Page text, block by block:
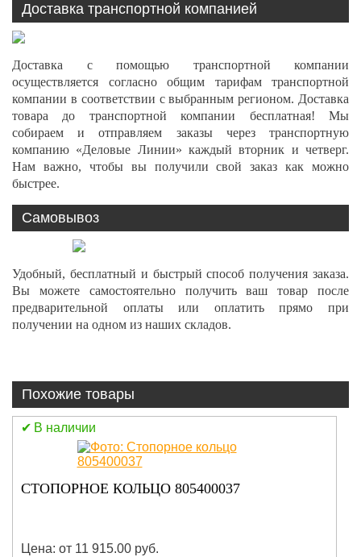
Доставка транспортной компанией
Доставка с помощью транспортной компании
осуществляется согласно общим тарифам транспортной
компании в соответствии с выбранным регионом. Доставка
товара до транспортной компании бесплатная! Мы
собираем и отправляем заказы через транспортную
компанию «Деловые Линии» каждый вторник и четверг.
Нам важно, чтобы вы получили свой заказ как можно
быстрее.
Самовывоз
Удобный, бесплатный и быстрый способ получения заказа.
Вы можете самостоятельно получить ваш товар после
предварительной оплаты или оплатить прямо при
получении на одном из наших складов.
Похожие товары